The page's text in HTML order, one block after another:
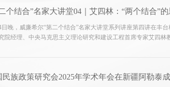
个结合”名家大讲堂04｜艾四林：“两个结合”
日晚，威廉希尔“第二个结合”名家大讲堂系列讲座第四讲在丰
院经理、中央马克思主义理论研究和建设工程首席专家艾四林
民族政策研究会2025年学术年会在新疆阿勒泰